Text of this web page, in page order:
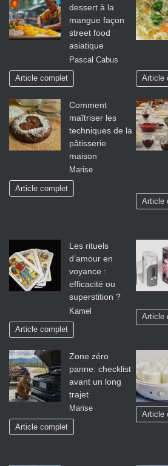
dessert à la
mangue façon
street food
asiatique
Pascal Cabus
Article complet Article
Comment
maîtriser les
techniques de la
pâtisserie
maison
Marise
Article complet
Article
Les rituels
d’amour en
voyance :
efficacité ou
superstition ?
Kamel
Article complet
Article
Zone zéro
panne: checklist
avant un long
trajet
Marise
Article complet
Article